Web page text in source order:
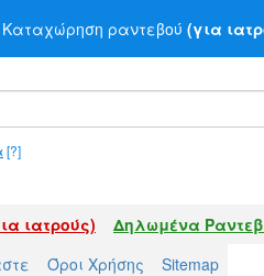
Καταχώρηση ραντεβού (για
[?]
ιατρούς)
Δηλωμένα
Όροι Χρήσης Sitemap